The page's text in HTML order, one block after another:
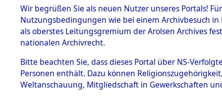
BESTÄNDE
1.
Inhaftierungsdoku
mente
1.2.9 Beim ITS
0003
Wir begrüßen Sie als neuen Nutzer unseres Portals!
Nutzungsbedingungen wie bei einem Archivbesuch
als oberstes Leitungsgremium der Arolsen Archives
nationalen Archivrecht.
Bitte beachten Sie, dass dieses Portal über NS-
Personen enthält. Dazu können
Weltanschauung, Mitgliedschaft in Gewerkschaften